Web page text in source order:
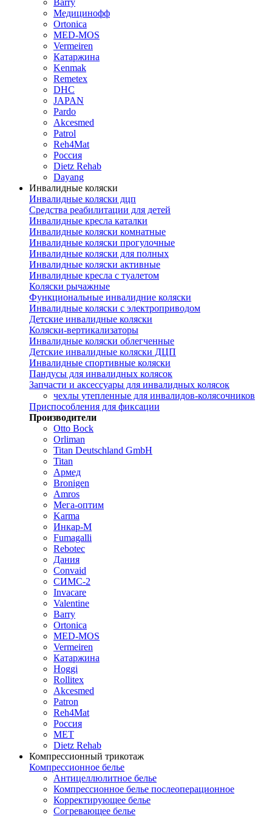
Barry
Медицинофф
Ortonica
MED-MOS
Vermeiren
Катаржина
Kenmak
Remetex
DHC
JAPAN
Pardo
Akcesmed
Patrol
Reh4Mat
Россия
Dietz Rehab
Dayang
Инвалидные коляски
Инвалидные коляски дцп
Средства реабилитации для детей
Инвалидные кресла каталки
Инвалидные коляски комнатные
Инвалидные коляски прогулочные
Инвалидные коляски для полных
Инвалидные коляски активные
Инвалидные кресла с туалетом
Коляски рычажные
Функциональные инвалидние коляски
Инвалидные коляски с электроприводом
Детские инвалидные коляски
Коляски-вертикализаторы
Инвалидные коляски облегченные
Детские инвалидные коляски ДЦП
Инвалидные спортивные коляски
Пандусы для инвалидных колясок
Запчасти и аксессуары для инвалидных колясок
чехлы утепленные для инвалидов-колясочников
Приспособления для фиксации
Производители
Otto Bock
Orliman
Titan Deutschland GmbH
Titan
Армед
Bronigen
Amros
Мега-оптим
Karma
Инкар-М
Fumagalli
Rebotec
Дания
Convaid
СИМС-2
Invacare
Valentine
Barry
Ortonica
MED-MOS
Vermeiren
Катаржина
Hoggi
Rollitex
Akcesmed
Patron
Reh4Mat
Россия
МЕТ
Dietz Rehab
Компрессионный трикотаж
Компрессионное белье
Антицеллюлитное белье
Компрессионное белье послеоперационное
Корректирующее белье
Согревающее белье